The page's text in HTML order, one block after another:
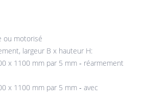
ou motorisé
largeur B x hauteur H:
x 1100 mm par 5 mm ‐ réarmement
x 1100 mm par 5 mm ‐ avec